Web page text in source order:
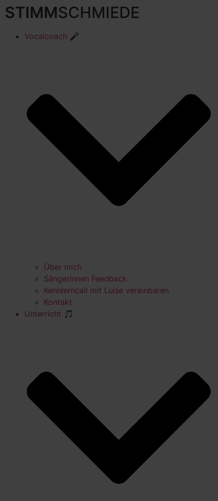
STIMMSCHMIEDE
Vocalcoach 🎤
Über mich
SängerInnen Feedback
Kennlerncall mit Luise vereinbaren
Kontakt
Unterricht 🎵